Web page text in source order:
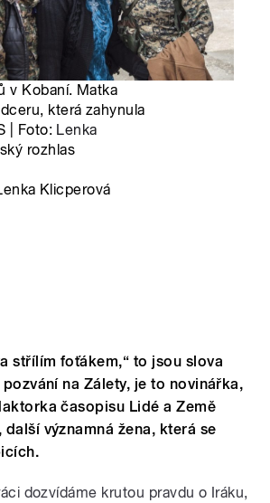
v Kobaní. Matka
která zahynula
| Foto: Lenka
rozhlas
Klicperová
střílím foťákem,“ to jsou slova
na Zálety, je to novinářka,
časopisu Lidé a Země
významná žena, která se
dozvídáme krutou pravdu o Iráku,